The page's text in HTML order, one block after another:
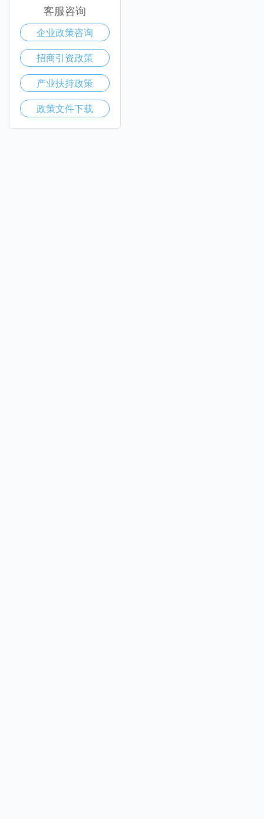
客服咨询
企业政策咨询
招商引资政策
产业扶持政策
政策文件下载